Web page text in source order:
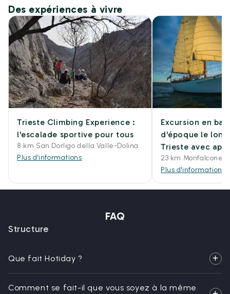
Des expériences à vivre
Trieste Climbing Experience :
l'escalade sportive pour tous
8 km San Dorligo della Valle-Dolina
Plus d'informations
Excursion en
d'époque le
Trieste avec
23 km Monfalcone
Plus d'informations
FAQ
Structure
Que fait Hotiday ?
Comment se fait-il que vous soyez à la même